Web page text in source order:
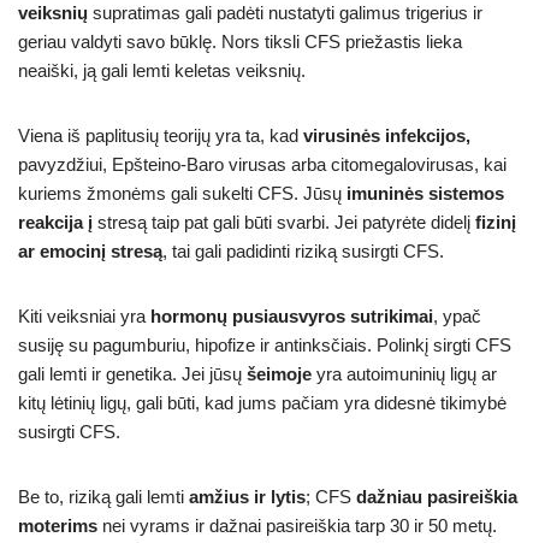
veiksnių supratimas gali padėti nustatyti galimus trigerius ir
geriau valdyti savo būklę. Nors tiksli CFS priežastis lieka
neaiški, ją gali lemti keletas veiksnių.
Viena iš paplitusių teorijų yra ta, kad virusinės infekcijos,
pavyzdžiui, Epšteino-Baro virusas arba citomegalovirusas, kai
kuriems žmonėms gali sukelti CFS. Jūsų imuninės sistemos
reakcija į stresą taip pat gali būti svarbi. Jei patyrėte didelį fizinį
ar emocinį stresą, tai gali padidinti riziką susirgti CFS.
Kiti veiksniai yra hormonų pusiausvyros sutrikimai, ypač
susiję su pagumburiu, hipofize ir antinksčiais. Polinkį sirgti CFS
gali lemti ir genetika. Jei jūsų šeimoje yra autoimuninių ligų ar
kitų lėtinių ligų, gali būti, kad jums pačiam yra didesnė tikimybė
susirgti CFS.
Be to, riziką gali lemti amžius ir lytis; CFS dažniau pasireiškia
moterims nei vyrams ir dažnai pasireiškia tarp 30 ir 50 metų.